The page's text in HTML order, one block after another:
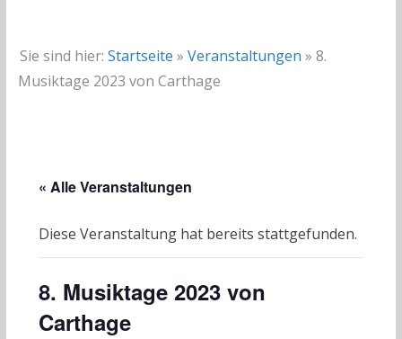
Sie sind hier: Startseite » Veranstaltungen » 8.
Musiktage 2023 von Carthage
« Alle Veranstaltungen
Diese Veranstaltung hat bereits stattgefunden.
8. Musiktage 2023 von
Carthage